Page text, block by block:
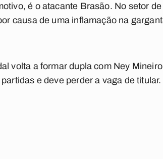
é o atacante Brasão. No setor
causa de uma inflamação na
volta a formar dupla com Ney
e deve perder a vaga de titular.